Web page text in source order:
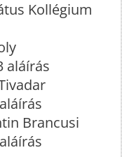
Kollégium
aláírás
Brancusi